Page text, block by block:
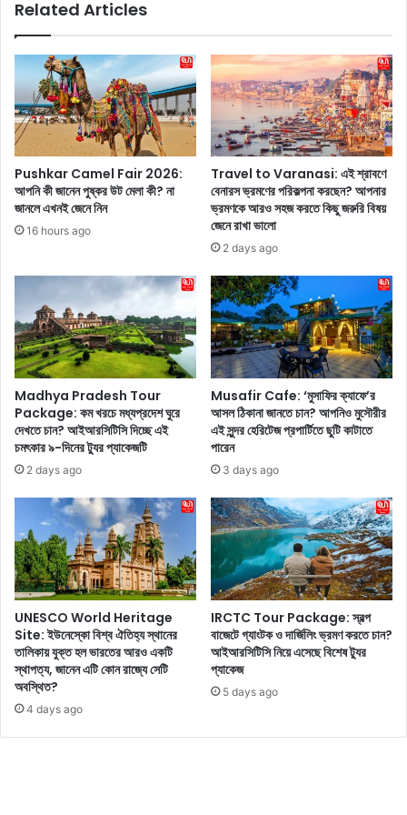
k
n
d
:
র
শ্মি
কা
ম
ন্দা
ন্না
এ
বি
দে
বে
রা
কো
ন্ডা
র
মি
ষ্টি
হূ
ভা
ই
রা
ল
,
মু
হূ
র্তে
র
এ
e
স
ম্প্র
তি
এ
ক
টি
প
স্টে
প
হ
য়ে
ধ্রু
ব
রা
ঠি
র
বি
থা
ব
লে
ছে
ন
ও
রি
এ
বং
কে
ন
Related Articles
Pushkar Camel Fair 2026:
আপনি কী জানেন পুষ্কর উট মেলা কী? না
জানলে এখনই জেনে নিন
16 hours ago
Travel to Varanasi: এই শ্রাবণে
বেনারস ভ্রমণের পরিকল্পনা করছেন? আপনার
ভ্রমণকে আরও সহজ করতে কিছু জরুরি বিষয়
জেনে রাখা ভালো
2 days ago
Madhya Pradesh Tour
Package: কম খরচে মধ্যপ্রদেশ ঘুরে
দেখতে চান? আইআরসিটিসি দিচ্ছে এই
চমৎকার ৯-দিনের ট্যুর প্যাকেজটি
2 days ago
Musafir Cafe: ‘মুসাফির ক্যাফে’র
আসল ঠিকানা জানতে চান? আপনিও মুসৌরীর
এই সুন্দর হেরিটেজ প্রপার্টিতে ছুটি কাটাতে
পারেন
3 days ago
UNESCO World Heritage
Site: ইউনেস্কো বিশ্ব ঐতিহ্য স্থানের
তালিকায় যুক্ত হল ভারতের আরও একটি
স্থাপত্য, জানেন এটি কোন রাজ্যে সেটি
অবস্থিত?
4 days ago
IRCTC Tour Package: স্বল্প
বাজেটে গ্যাংটক ও দার্জিলিং ভ্রমণ করতে চান?
আইআরসিটিসি নিয়ে এসেছে বিশেষ ট্যুর
প্যাকেজ
5 days ago